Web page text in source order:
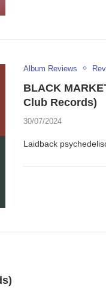
Album Reviews
BLACK
Club Records)
30/07/2024
Laidback